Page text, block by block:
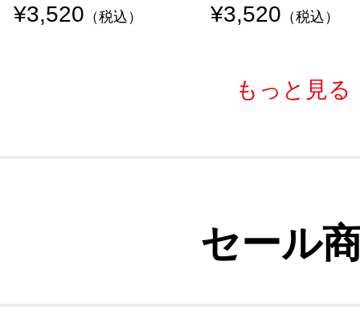
¥3,520 （税込） ¥3,520 （税込）
もっと見る
セール